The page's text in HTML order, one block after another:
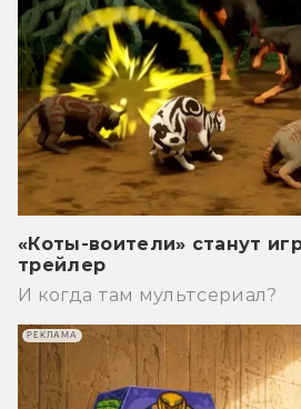
«Коты-воители» станут
трейлер
И когда там мультсериал?
РЕКЛАМА